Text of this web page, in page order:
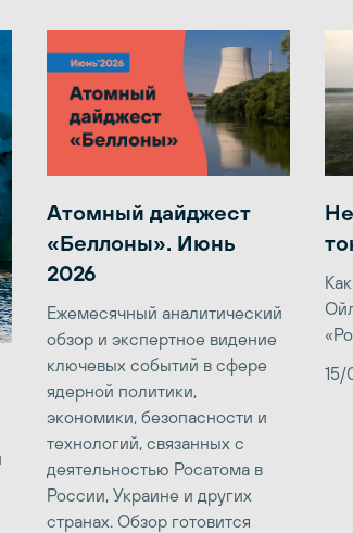
Атомный дайджест
«Беллоны». Июнь
2026
Ежемесячный аналитический
обзор и экспертное видение
ключевых событий в сфере
ядерной политики,
экономики, безопасности и
технологий, связанных с
деятельностью Росатома в
России, Украине и других
странах. Обзор готовится
15/